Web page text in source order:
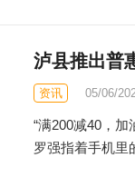
泸县推出普
资讯 05/06/
“满200减40，
罗强指着手机里